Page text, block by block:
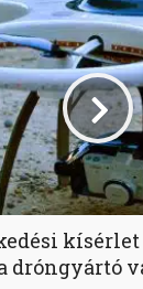
dróngyártó